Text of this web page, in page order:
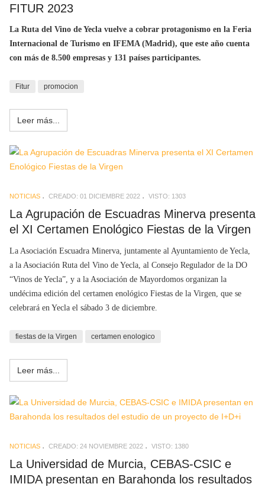
FITUR 2023
La Ruta del Vino de Yecla vuelve a cobrar protagonismo en la Feria
Internacional de Turismo en IFEMA (Madrid), que este año cuenta
con más de 8.500 empresas y 131 países participantes.
Fitur promocion
Leer más...
NOTICIAS CREADO: 01 DICIEMBRE 2022 VISTO: 1303
La Agrupación de Escuadras Minerva presenta
el XI Certamen Enológico Fiestas de la Virgen
La Asociación Escuadra Minerva, juntamente al Ayuntamiento de Yecla,
a la Asociación Ruta del Vino de Yecla, al Consejo Regulador de la DO
“Vinos de Yecla”, y a la Asociación de Mayordomos organizan la
undécima edición del certamen enológico Fiestas de la Virgen, que se
celebrará en Yecla el sábado 3 de diciembre.
fiestas de la Virgen certamen enologico
Leer más...
NOTICIAS CREADO: 24 NOVIEMBRE 2022 VISTO: 1380
La Universidad de Murcia, CEBAS-CSIC e
IMIDA presentan en Barahonda los resultados